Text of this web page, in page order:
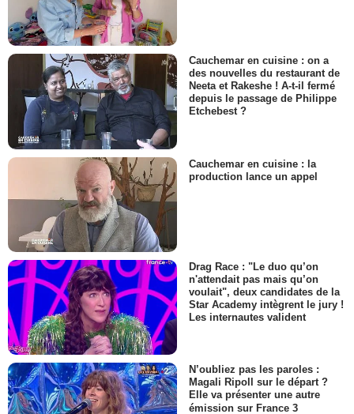
Cauchemar en cuisine : on a
des nouvelles du restaurant de
Neeta et Rakeshe ! A-t-il fermé
depuis le passage de Philippe
Etchebest ?
Cauchemar en cuisine : la
production lance un appel
Drag Race : "Le duo qu’on
n'attendait pas mais qu’on
voulait", deux candidates de la
Star Academy intègrent le jury !
Les internautes valident
N’oubliez pas les paroles :
Magali Ripoll sur le départ ?
Elle va présenter une autre
émission sur France 3